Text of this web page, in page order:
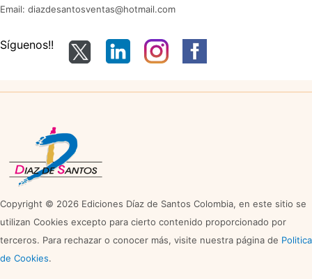
Email: diazdesantosventas@hotmail.com
Síguenos!!
Copyright © 2026 Ediciones Díaz de Santos Colombia, en este sitio se
utilizan Cookies excepto para cierto contenido proporcionado por
terceros. Para rechazar o conocer más, visite nuestra página de Politica
de Cookies.